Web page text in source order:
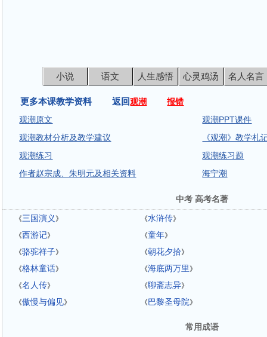
小说 语文 人生感悟 心灵鸡汤 名人名言
更多本课教学资料 返回观潮
报错
观潮原文
观潮PPT课件
观潮教材分析及教学建议
《观潮》教学札
观潮练习
观潮练习题
作者赵宗成、朱明元及相关资料
海宁潮
中考 高考名著
《三国演义 》 《水浒传》
《西游记》 《童年》
《骆驼祥子》 《朝花夕拾》
《格林童话》 《海底两万里 》
《名人传》 《聊斋志异》
《傲慢与偏见》 《巴黎圣母院》
常用成语